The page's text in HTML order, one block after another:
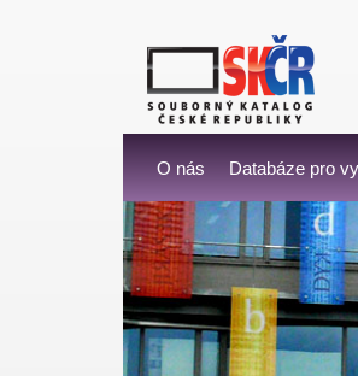
O nás Databáze pro